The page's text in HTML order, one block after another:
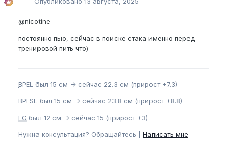
@nicotine
постоянно пью, сейчас в поиске стака именно перед
тренировой пить что)
BPEL был 15 см -> сейчас 22.3 см (прирост +7.3)
BPFSL был 15 см -> сейчас 23.8 см (прирост +8.8)
EG был 12 см -> сейчас 15 (прирост +3)
Нужна консультация? Обращайтесь | Написать мне